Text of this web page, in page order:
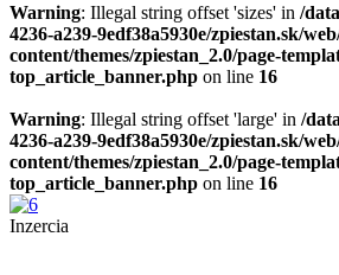
Warning: Illegal string offset 'sizes' in /
4236-a239-9edf38a5930e/zpiestan.sk/
content/themes/zpiestan_2.0/page-
top_article_banner.php on line 16
Warning: Illegal string offset 'large' in /
4236-a239-9edf38a5930e/zpiestan.sk/
content/themes/zpiestan_2.0/page-
top_article_banner.php on line 16
Inzercia